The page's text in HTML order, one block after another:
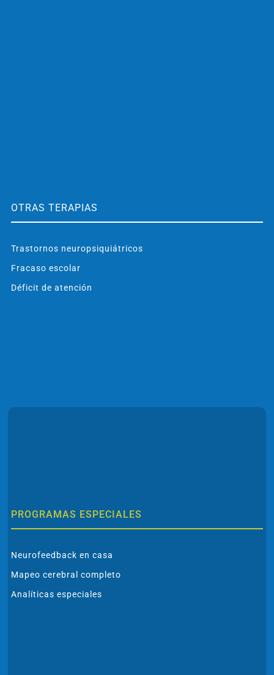
OTRAS TERAPIAS
Trastornos neuropsiquiátricos
Fracaso escolar
Déficit de atención
PROGRAMAS ESPECIALES
Neurofeedback en casa
Mapeo cerebral completo
Analíticas especiales